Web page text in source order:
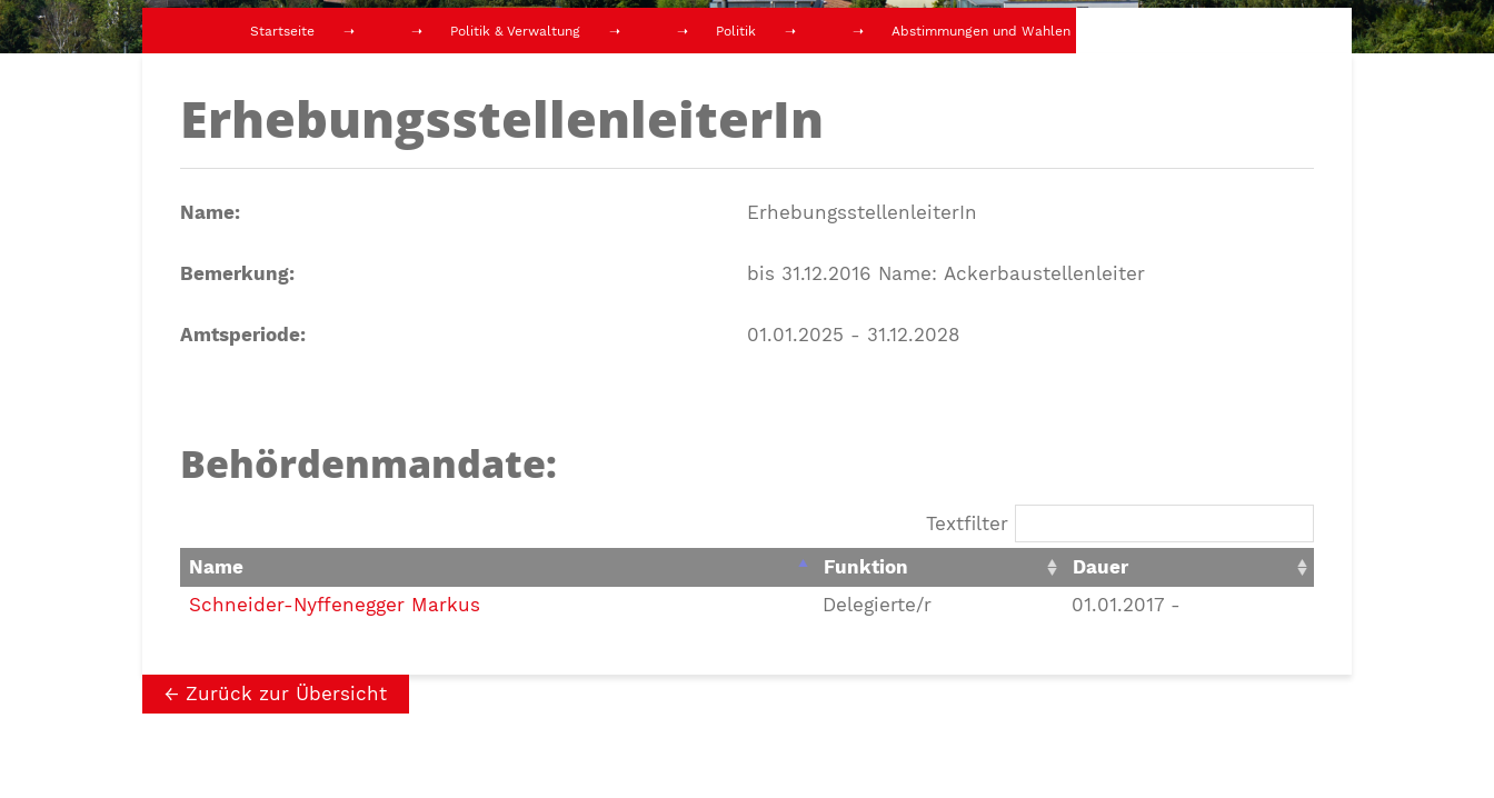
Startseite Politik & Verwaltung Politik Abstimmungen und Wahlen
Zurück zur Übersicht
ErhebungsstellenleiterIn
Name: ErhebungsstellenleiterIn
Bemerkung: bis 31.12.2016 Name: Ackerbaustellenleiter
Amtsperiode: 01.01.2025 - 31.12.2028
Behördenmandate:
Textfilter
Name
Funktion
Dauer
Schneider-Nyffenegger Markus
Delegierte/r 01.01.2017 -